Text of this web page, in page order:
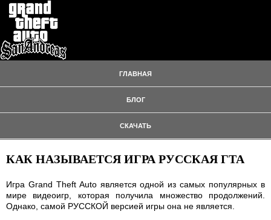
ГЛАВНАЯ
БЛОГ
СКАЧАТЬ
КАК НАЗЫВАЕТСЯ ИГРА РУССКАЯ ГТА
Игра Grand Theft Auto является одной из самых популярных в
мире видеоигр, которая получила множество продолжений.
Однако, самой РУССКОЙ версией игры она не является.